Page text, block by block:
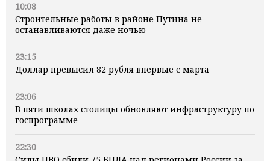
10:08
Строительные работы в районе Путина не
останавливаются даже ночью
23:15
Доллар превысил 82 рубля впервые с марта
23:06
В пяти школах столицы обновляют инфраструктуру по
госпрограмме
22:30